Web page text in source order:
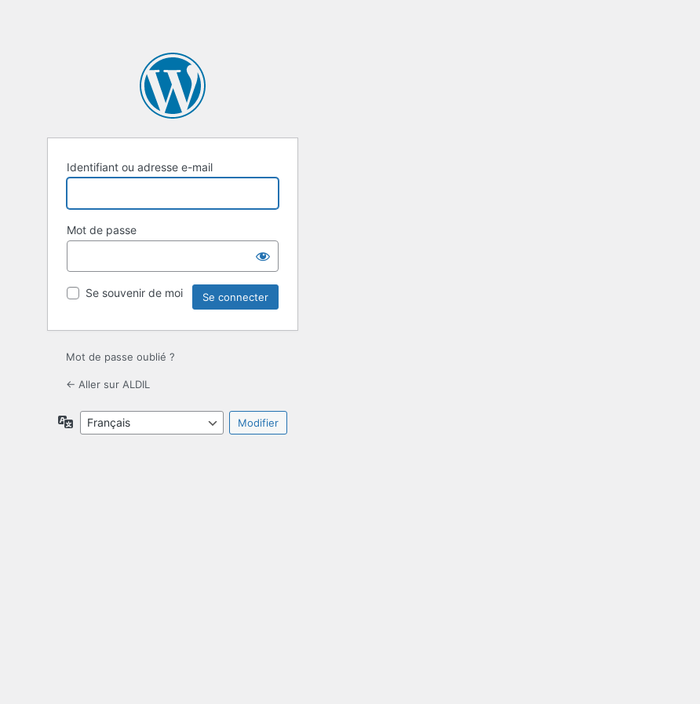
Identifiant ou adresse e-mail
Mot de passe
Se souvenir de moi Alternative:
Mot de passe oublié ?
← Aller sur ALDIL
Langue